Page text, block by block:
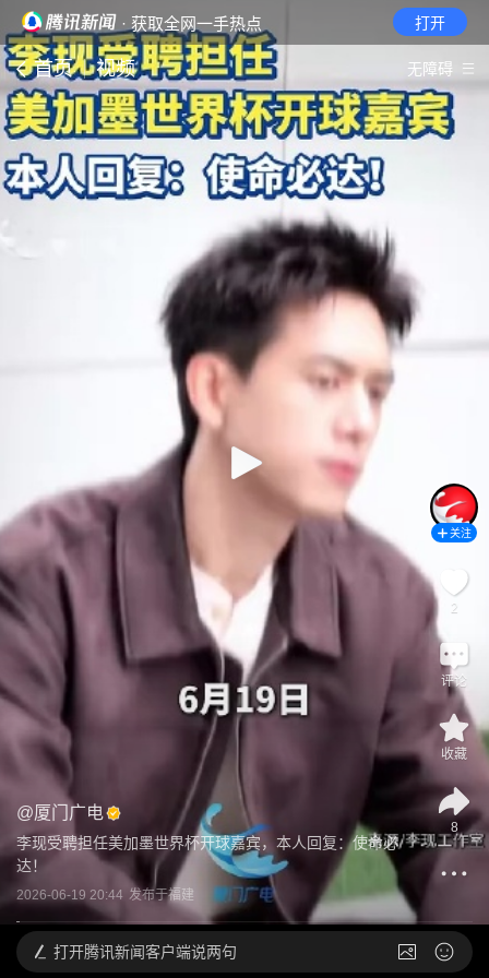
· 获取全网一手热点 打开
首页 视频 无障碍
@厦门广电
李现受聘担任美加墨世界杯开球嘉宾，本人回复：使命必
达！
2026-06-19 20:44 发布于福建
关注
2
评论
收藏
8
打开腾讯新闻客户端说两句